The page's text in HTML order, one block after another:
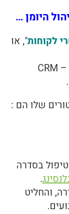
היומן …
לקוחות", או
CRM
שלו הם :
בסדרה
.
והחליט